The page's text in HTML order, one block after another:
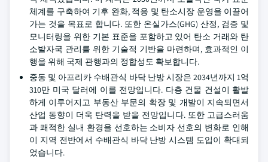
체계를 구축하여 기후 완화, 적응 및 탄소시장 운영을 이끌어
가는 것을 목표로 합니다. 또한 온실가스(GHG) 산정, 검증 및
모니터링을 위한 기본 표준을 포함하고 있어 탄소 거래와 탄
소발자국 관리를 위한 기술적 기반을 마련하며, 효과적인 이
행을 위해 국제 관행과의 정합성도 확보합니다.
중동 및 아프리카 수배관식 바닥 난방 시장은 2034년까지 1억
310만 미국 달러에 이를 전망입니다. 다층 건물 건설이 활발
하게 이루어지고 부동산 부문의 확장 및 개발이 지속되면서
산업 동향이 더욱 탄력을 받을 전망입니다. 또한 고급스러움
과 쾌적한 실내 환경을 선호하는 소비자 선호의 변화로 인해
이 지역 전반에서 수배관식 바닥 난방 시스템 도입이 확대되
었습니다.